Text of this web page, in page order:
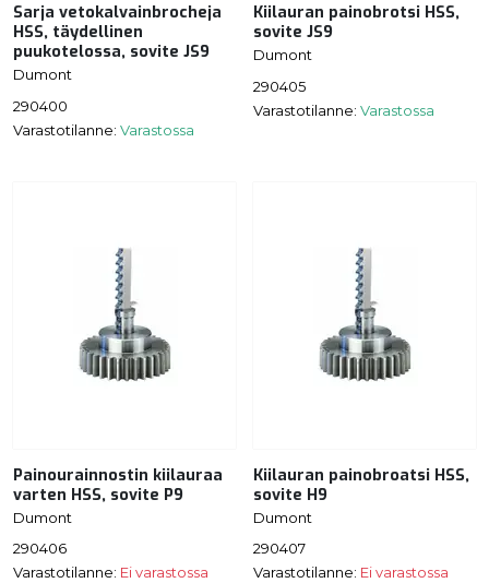
Sarja vetokalvainbrocheja
HSS, täydellinen
puukotelossa, sovite JS9
Dumont
290400
Varastotilanne: Varastossa
Kiilauran painobrotsi HSS,
sovite JS9
Dumont
290405
Varastotilanne: Varastossa
Painourainnostin kiilauraa
varten HSS, sovite P9
Dumont
290406
Varastotilanne: Ei varastossa
Kiilauran painobroatsi HSS,
sovite H9
Dumont
290407
Varastotilanne: Ei varastossa